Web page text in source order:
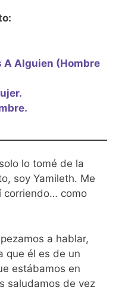
A Alguien (Hombre
lo tomé de la
soy Yamileth. Me
corriendo… como
a hablar,
que él es de un
estábamos en
saludamos de vez